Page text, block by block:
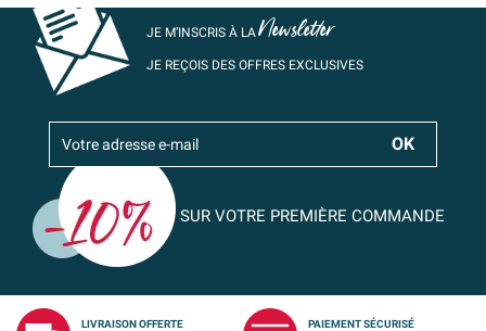
JE M’INSCRIS À LANewsletter
JE REÇOIS DES OFFRES EXCLUSIVES
SUR VOTRE PREMIÈRE COMMANDE
LIVRAISON OFFERTE
PAIEMENT SÉCURISÉ